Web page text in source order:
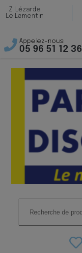
ZI Lézarde
Le Lamentin
Appelez-nous
05 96 51 12 36
pour :